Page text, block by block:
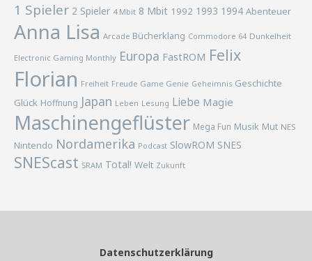
1 Spieler 2 Spieler 4 Mbit 8 Mbit 1992 1993 1994 Abenteuer
Anna Lisa Arcade Bücherklang Commodore 64 Dunkelheit
Electronic Gaming Monthly Europa FastROM Felix
Florian Freiheit Freude Game Genie Geheimnis Geschichte
Glück Hoffnung Japan Leben Lesung Liebe Magie
Maschinengeflüster Mega Fun Musik Mut NES
Nintendo Nordamerika Podcast SlowROM SNES
SNEScast SRAM Total! Welt Zukunft
Datenschutzerklärung